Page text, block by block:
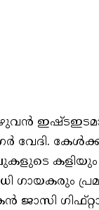
വേദി.
കളിയും
ഗായകരും